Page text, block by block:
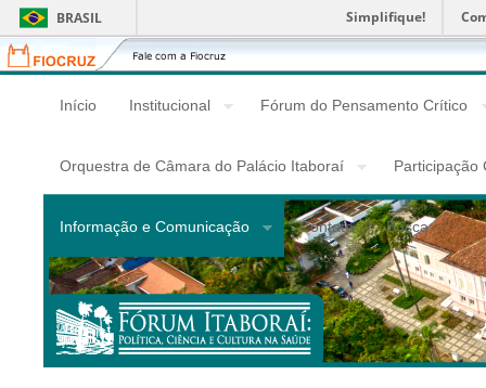
BRASIL Simplifique!
Fiocruz
Fale
com
Fiocruz
Início Institucional Fórum do Pensamento Crítico
Orquestra de Câmara do Palácio Itaboraí Participação
Informação e Comunicação Contato Busca